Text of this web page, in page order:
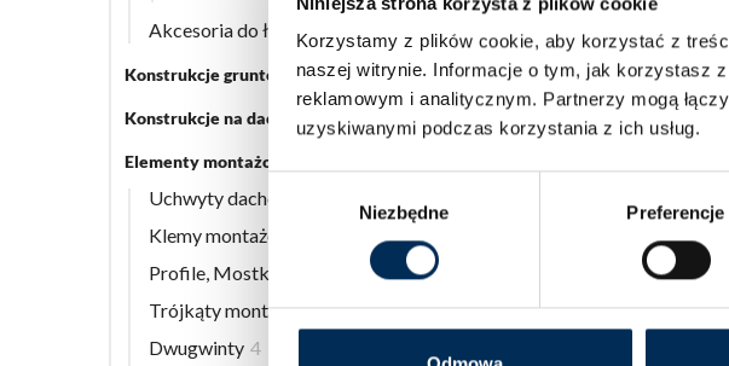
Korzystamy z plików cookie, aby korzystać z
naszej witrynie. Informacje o tym, jak korzystasz
reklamowym i analitycznym. Partnerzy mogą
uzyskiwanymi podczas korzystania z ich usług.
Niezbędne Preferencje
Akcesoria do ładowarek EV
Konstrukcje gruntowe 5
Konstrukcje na dach płaski 3
Elementy montażowe
Uchwyty dachowe
Klemy montażowe
Profile, Mostki
Trójkąty montażowe 3
Dwugwinty 4